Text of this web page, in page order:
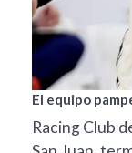
El equipo
Racing Club